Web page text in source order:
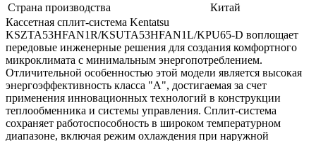
Страна производства
Китай
Кассетная сплит-система Kentatsu
KSZTA53HFAN1R/KSUTA53HFAN1L/KPU65-D воплощает
передовые инженерные решения для создания комфортного
микроклимата с минимальным энергопотреблением.
Отличительной особенностью этой модели является высокая
энергоэффективность класса "А", достигаемая за счет
применения инновационных технологий в конструкции
теплообменника и системы управления. Сплит-система
сохраняет работоспособность в широком температурном
диапазоне, включая режим охлаждения при наружной